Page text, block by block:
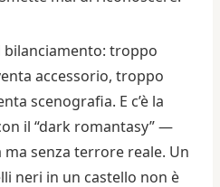
troppo
accessorio, troppo
scenografia. E c’è la
il “dark romantasy” —
senza terrore reale. Un
neri in un castello non è